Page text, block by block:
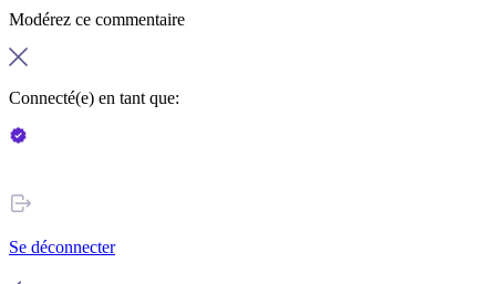
Modérez ce commentaire
Connecté(e) en tant que:
Se déconnecter